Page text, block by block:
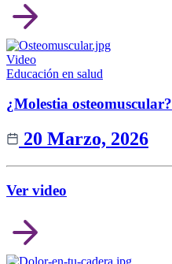
Video
Educación en salud
¿Molestia osteomuscular?
20 Marzo, 2026
Ver video